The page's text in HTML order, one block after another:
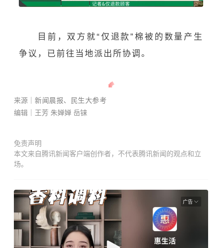
目前，双方就“仅退款”棉被的数量产生
争议，已前往当地派出所协调。
来源｜ 新闻晨报、民生大参考
编辑｜王芳 朱婵婵 岳铼
免责声明
本文来自腾讯新闻客户端创作者，不代表腾讯新闻的观点和立
场。
广告